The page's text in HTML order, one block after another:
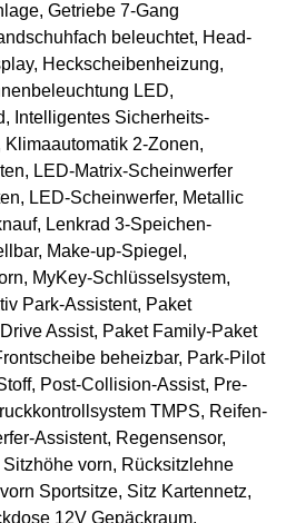
Getriebe 7-Gang
beleuchtet, Head-
Heckscheibenheizung,
LED,
Intelligentes Sicherheits-
2-Zonen,
LED-Matrix-Scheinwerfer
LED-Scheinwerfer, Metallic
Lenkrad 3-Speichen-
Make-up-Spiegel,
MyKey-Schlüsselsystem,
Park-Assistent, Paket
Assist, Paket Family-Paket
beheizbar, Park-Pilot
Post-Collision-Assist, Pre-
TMPS, Reifen-
Assistent, Regensensor,
vorn, Rücksitzlehne
Sportsitze, Sitz Kartennetz,
12V Gepäckraum,